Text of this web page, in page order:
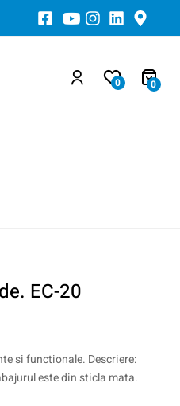
0 0
EC-20
si functionale. Descriere:
este din sticla mata.